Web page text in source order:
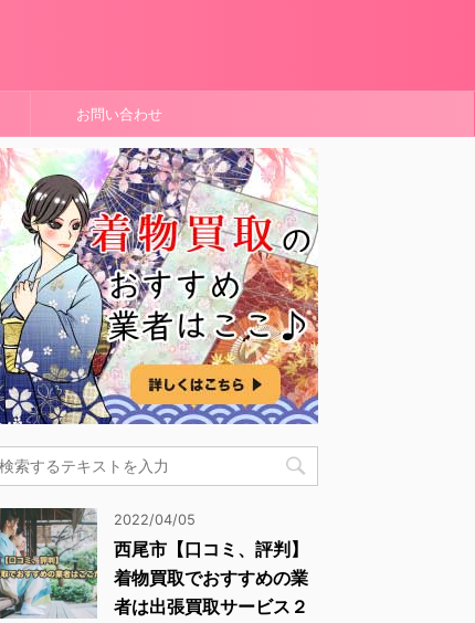
お問い合わせ
2022/04/05
西尾市【口コミ、評判】
着物買取でおすすめの業
者は出張買取サービス２